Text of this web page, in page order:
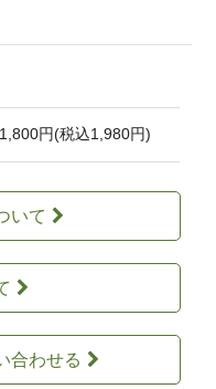
1,800円(税込1,980円)
いて
合わせる